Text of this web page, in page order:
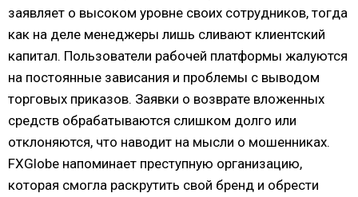
заявляет о высоком уровне своих сотрудников, тогда
как на деле менеджеры лишь сливают клиентский
капитал. Пользователи рабочей платформы жалуются
на постоянные зависания и проблемы с выводом
торговых приказов. Заявки о возврате вложенных
средств обрабатываются слишком долго или
отклоняются, что наводит на мысли о мошенниках.
FXGlobe напоминает преступную организацию,
которая смогла раскрутить свой бренд и обрести